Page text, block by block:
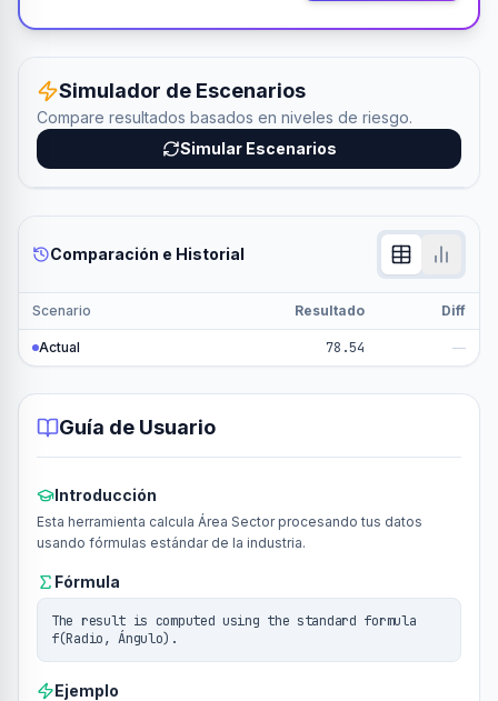
Simulador de Escenarios
Compare resultados basados en niveles de riesgo.
Simular Escenarios
Comparación e Historial
Scenario Resultado Diff
Actual 78.54 —
Guía de Usuario
Introducción
Esta herramienta calcula Área Sector procesando tus datos
usando fórmulas estándar de la industria.
Fórmula
The result is computed using the standard formula
f(Radio, Ángulo).
Ejemplo